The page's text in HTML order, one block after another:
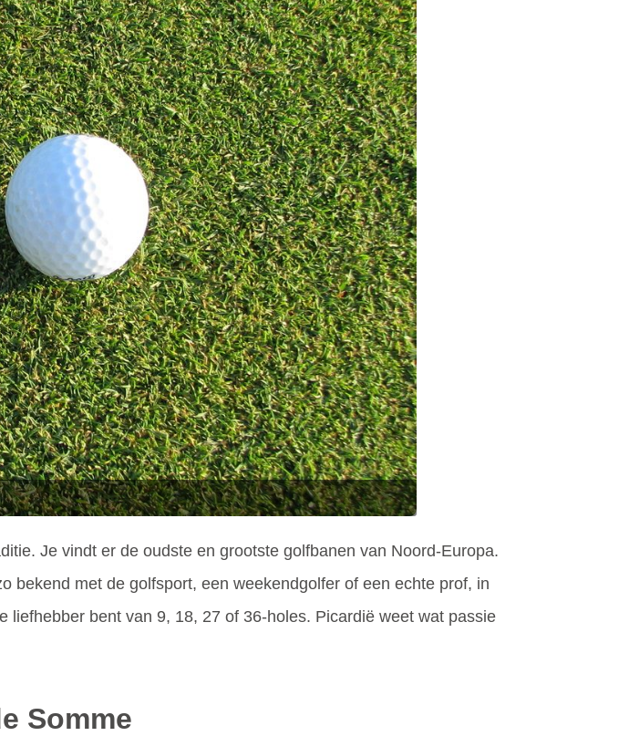
Je vindt er de oudste en grootste golfbanen van Noord-Europa.
bekend met de golfsport, een weekendgolfer of een echte prof, in
bent van 9, 18, 27 of 36-holes. Picardië weet wat passie
Somme